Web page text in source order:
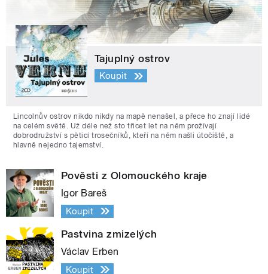
Tajuplný ostrov
Koupit
Lincolnův ostrov nikdo nikdy na mapě nenašel, a přece ho znají lidé
na celém světě. Už déle než sto třicet let na něm prožívají
dobrodružství s pěticí trosečníků, kteří na něm našli útočiště, a
hlavně nejedno tajemství.
Pověsti z Olomouckého kraje
Igor Bareš
Koupit
Pastvina zmizelých
Václav Erben
Koupit